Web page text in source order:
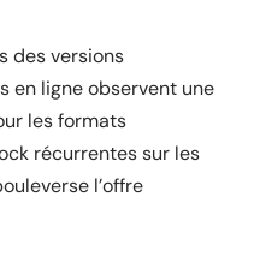
des versions
en ligne observent une
les formats
récurrentes sur les
l’offre